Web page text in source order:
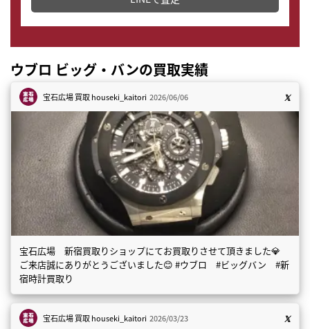
ウブロ ビッグ・バンの買取実績
宝石広場 買取houseki_kaitori 2026/06/06
宝石広場 新宿買取りショップにてお買取りさせて頂きました💎
ご来店誠にありがとうございました😊 #ウブロ #ビッグバン #新
宿時計買取り
宝石広場 買取houseki_kaitori 2026/03/23